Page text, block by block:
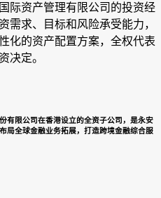
际资产管理有限公司的投资经
需求、目标和风险承受能力，
化的资产配置方案，全权代表
决定。
有限公司在香港设立的全资子公司，是永安
局全球金融业务拓展，打造跨境金融综合服